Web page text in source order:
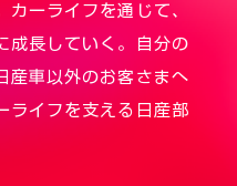
カーライフを通じて、
成長していく。自分の
産車以外のお客さまへ
ライフを支える日産部